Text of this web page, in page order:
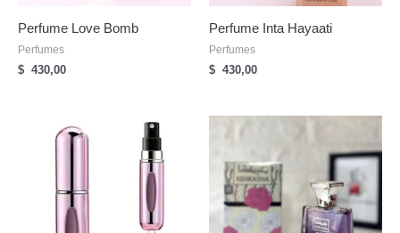
Perfume Love Bomb
Perfumes
$ 430,00
Perfume Inta Hayaati
Perfumes
$ 430,00